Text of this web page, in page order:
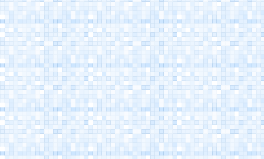
Spazio Pantani -
Museo Marco Pantani
Cesenatico